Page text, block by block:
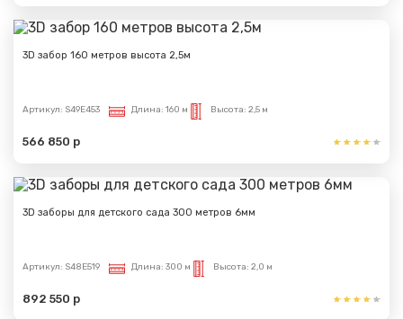
3D забор 160 метров высота 2,5м
Артикул: S49E453 Длина: 160 м Высота: 2,5 м
566 850 р
3D заборы для детского сада 300 метров 6мм
Артикул: S48E519 Длина: 300 м Высота: 2,0 м
892 550 р